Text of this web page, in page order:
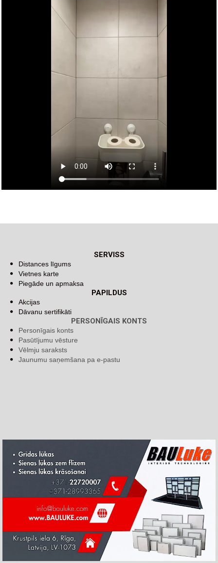
SERVISS
Distances līgums
Vietnes karte
Piegāde un apmaksa
PAPILDUS
Akcijas
Dāvanu sertifikāti
PERSONĪGAIS KONTS
Personīgais konts
Pasūtījumu vēsture
Vēlmju saraksts
Jaunumu saņemšana pa e-pastu